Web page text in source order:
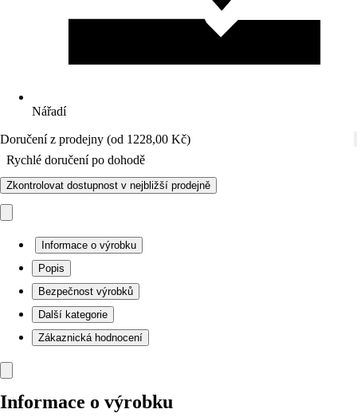
Nářadí
Doručení z prodejny (od 1228,00 Kč)
Rychlé doručení po dohodě
Zkontrolovat dostupnost v nejbližší prodejně
Informace o výrobku
Popis
Bezpečnost výrobků
Další kategorie
Zákaznická hodnocení
Informace o výrobku